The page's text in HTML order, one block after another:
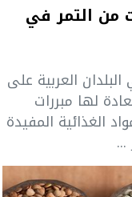
من التمر في
العربية على
لها مبررات
الغذائية المفيدة